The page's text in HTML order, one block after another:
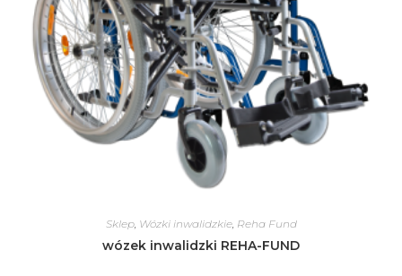
Sklep, Wózki inwalidzkie, Reha Fund
wózek inwalidzki REHA-FUND